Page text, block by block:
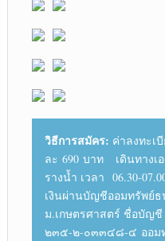
วิธีการสมัคร: ค่าลงทะเ
ละ 690 บาท เดินทางเ
รางน้ำ เวลา 06.30-
เงินผ่านบัญชีออมทรัพย์
ม.เกษตรศาสตร์ ชื่อบัญ
๒๓๕-๒-๐๓๓๔๘-๔ ออม